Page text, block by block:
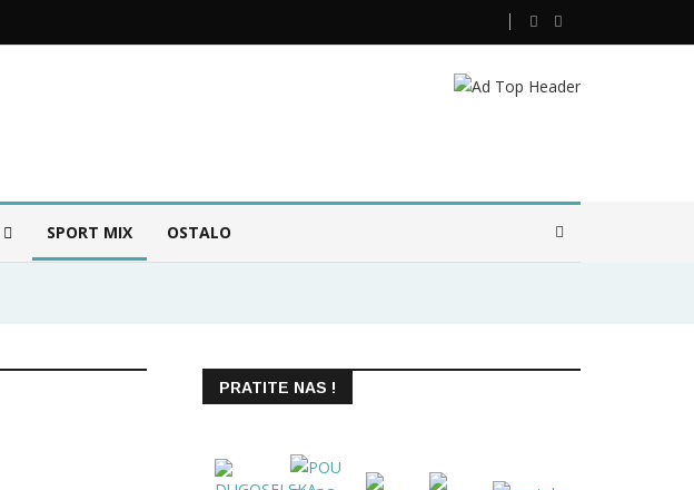
SPORT MIX OSTALO
PRATITE NAS !